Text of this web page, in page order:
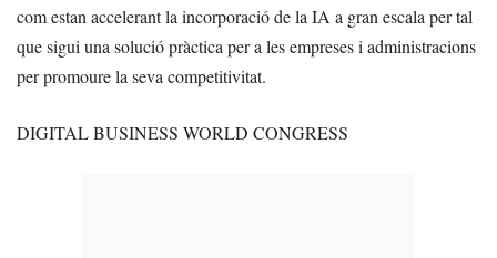
com estan accelerant la incorporació de la IA a gran escala per tal
que sigui una solució pràctica per a les empreses i administracions
per promoure la seva competitivitat.
DIGITAL BUSINESS WORLD CONGRESS